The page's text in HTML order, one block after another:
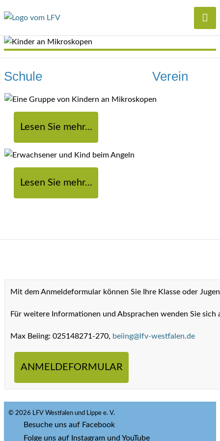
Schule Verein
Lesen Sie mehr...
Lesen Sie mehr...
Mit dem Anmeldeformular können Sie Ihre Klasse oder
Für weitere Informationen und Absprachen wenden Sie sich
Max Beiing: 025148271-270, beiing@lfv-westfalen.de
ANMELDEFORMULAR
© 2026 LFV Westfalen und Lippe e. V.
Besuche uns auf Facebook
Folge uns auf Instagram und YouTube